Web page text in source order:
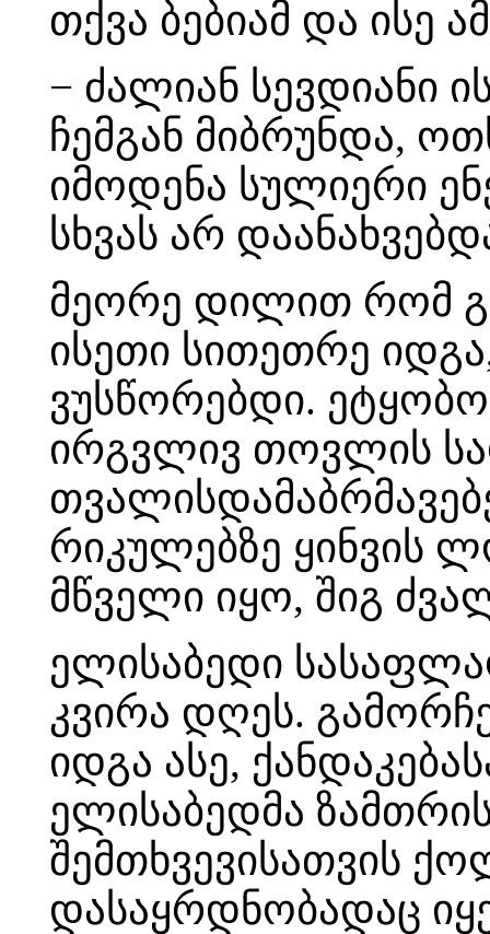
თქვა ბებიამ და ისე
− ძალიან სევდიანი
ჩემგან მიბრუნდა,
იმოდენა სულიერი
სხვას არ
მეორე დილით რომ
ისეთი სითეთრე
ვუსწორებდი.
ირგვლივ თოვლის
რიკულებზე ყინვის
მწველი იყო, შიგ
ელისაბედი
კვირა დღეს.
იდგა ასე,
ელისაბედმა
შემთხვევისათვის
დასაყრდნობადაც